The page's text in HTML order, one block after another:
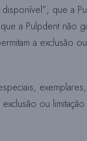
T
I
que a
a Pulpdent não
a exclusão
ou